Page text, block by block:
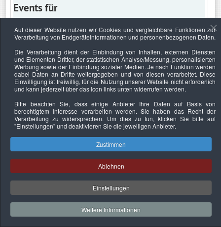
Events für
Keine Termine
Datenschutzerklärung Urheberrechtsnachweise Nachhaltigkeit
Copyright © 2026. Bundesverband Deutscher
Sachverständiger und Fachgutachter e.V..
Auf dieser Website nutzen wir Cookies und vergleichbare Funktionen zur
Verarbeitung von Endgeräteinformationen und personenbezogenen Daten.
Die Verarbeitung dient der Einbindung von Inhalten, externen Diensten
und Elementen Dritter, der statistischen Analyse/Messung, personalisierten
Werbung sowie der Einbindung sozialer Medien. Je nach Funktion werden
dabei Daten an Dritte weitergegeben und von diesen verarbeitet. Diese
Einwilligung ist freiwillig, für die Nutzung unserer Website nicht erforderlich
und kann jederzeit über das Icon links unten widerrufen werden.
Bitte beachten Sie, dass einige Anbieter Ihre Daten auf Basis von
berechtigtem Interesse verarbeiten werden. Sie haben das Recht der
Verarbeitung zu widersprechen. Um dies zu tun, klicken Sie bitte auf
"Einstellungen"und deaktivieren Sie die jeweiligen Anbieter.
Zustimmen
Ablehnen
Einstellungen
Weitere Informationen